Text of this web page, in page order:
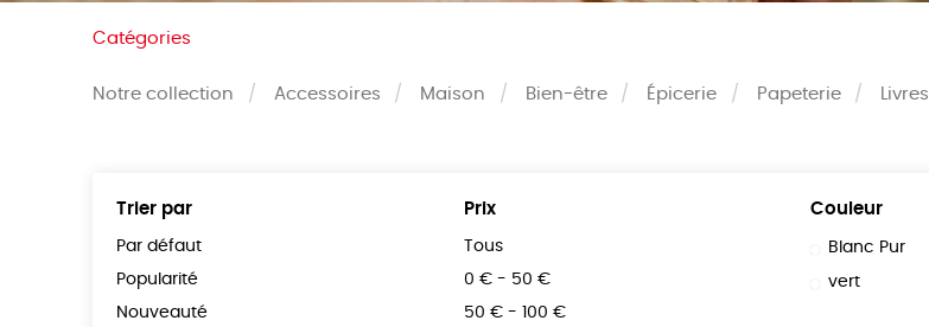
Catégories
Notre collection Accessoires Maison Bien-être Épicerie Papeterie Livres
Trier par
Par défaut
Popularité
Nouveauté
Prix
Tous
0 € - 50 €
50 € - 100 €
Couleur
Blanc Pur
vert